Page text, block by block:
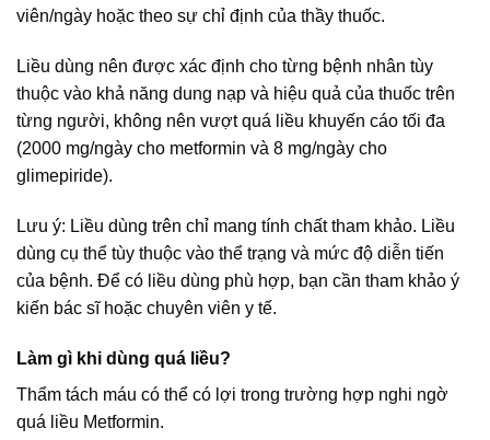
viên/ngày hoặc theo sự chỉ định của thầy thuốc.
Liều dùng nên được xác định cho từng bệnh nhân tùy
thuộc vào khả năng dung nạp và hiệu quả của thuốc trên
từng người, không nên vượt quá liều khuyến cáo tối đa
(2000 mg/ngày cho metformin và 8 mg/ngày cho
glimepiride).
Lưu ý: Liều dùng trên chỉ mang tính chất tham khảo. Liều
dùng cụ thể tùy thuộc vào thể trạng và mức độ diễn tiến
của bệnh. Để có liều dùng phù hợp, bạn cần tham khảo ý
kiến bác sĩ hoặc chuyên viên y tế.
Làm gì khi dùng quá liều?
Thẩm tách máu có thể có lợi trong trường hợp nghi ngờ
quá liều Metformin.